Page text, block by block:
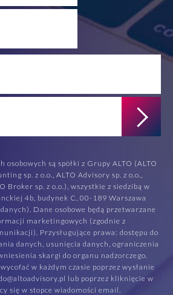
są spółki z Grupy ALTO (ALTO
sp. z o.o., ALTO Advisory sp. z o.o.,
Broker sp. z o.o.), wszystkie z siedzibą w
4b, budynek C, 00-189 Warszawa
Dane osobowe będą przetwarzane
marketingowych (zgodnie z
Przysługujące prawa: dostępu do
danych, usunięcia danych, ograniczenia
skargi do organu nadzorczego.
w każdym czasie poprzez wysłanie
lub poprzez kliknięcie w
się w stopce wiadomości email.